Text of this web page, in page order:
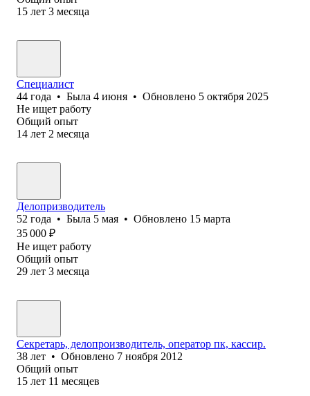
15 лет 3 месяца
Специалист
44 года • Была 4 июня • Обновлено 5 октября 2025
Не ищет работу
Общий опыт
14 лет 2 месяца
Делопризводитель
52 года • Была 5 мая • Обновлено 15 марта
35 000 ₽
Не ищет работу
Общий опыт
29 лет 3 месяца
Секретарь, делопроизводитель, оператор пк, кассир.
38 лет • Обновлено 7 ноября 2012
Общий опыт
15 лет 11 месяцев